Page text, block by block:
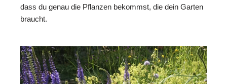
dass du genau die Pflanzen bekommst, die dein Garten
braucht.